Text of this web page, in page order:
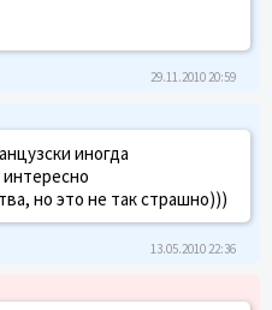
29.11.2010 20:59
иногда
интересно
но это не так страшно)))
13.05.2010 22:36